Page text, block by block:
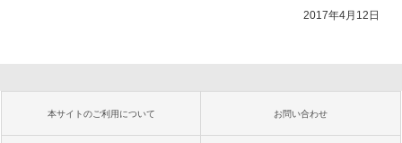
2017年4月12日
本サイトのご利用について お問い合わせ